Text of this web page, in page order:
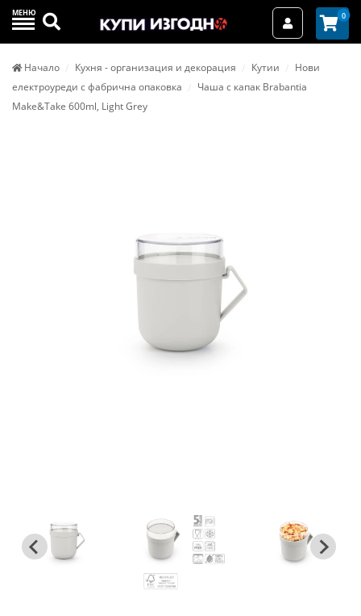
МЕНЮ Търси Вход / 0
Начало Кухня - организация и декорация Кутии
Нови
електроуреди с фабрична опаковка
Чаша с капак Brabantia
Make&Take 600ml, Light Grey